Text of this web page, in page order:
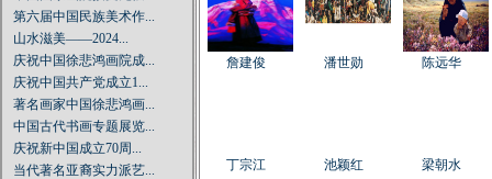
第六届中国民族美术作...
山水滋美——2024...
庆祝中国徐悲鸿画院成...
庆祝中国共产党成立1...
著名画家中国徐悲鸿画...
中国古代书画专题展览...
庆祝新中国成立70周...
当代著名亚裔实力派艺...
詹建俊 潘世勋 陈远华
丁宗江 池颖红 梁朝水